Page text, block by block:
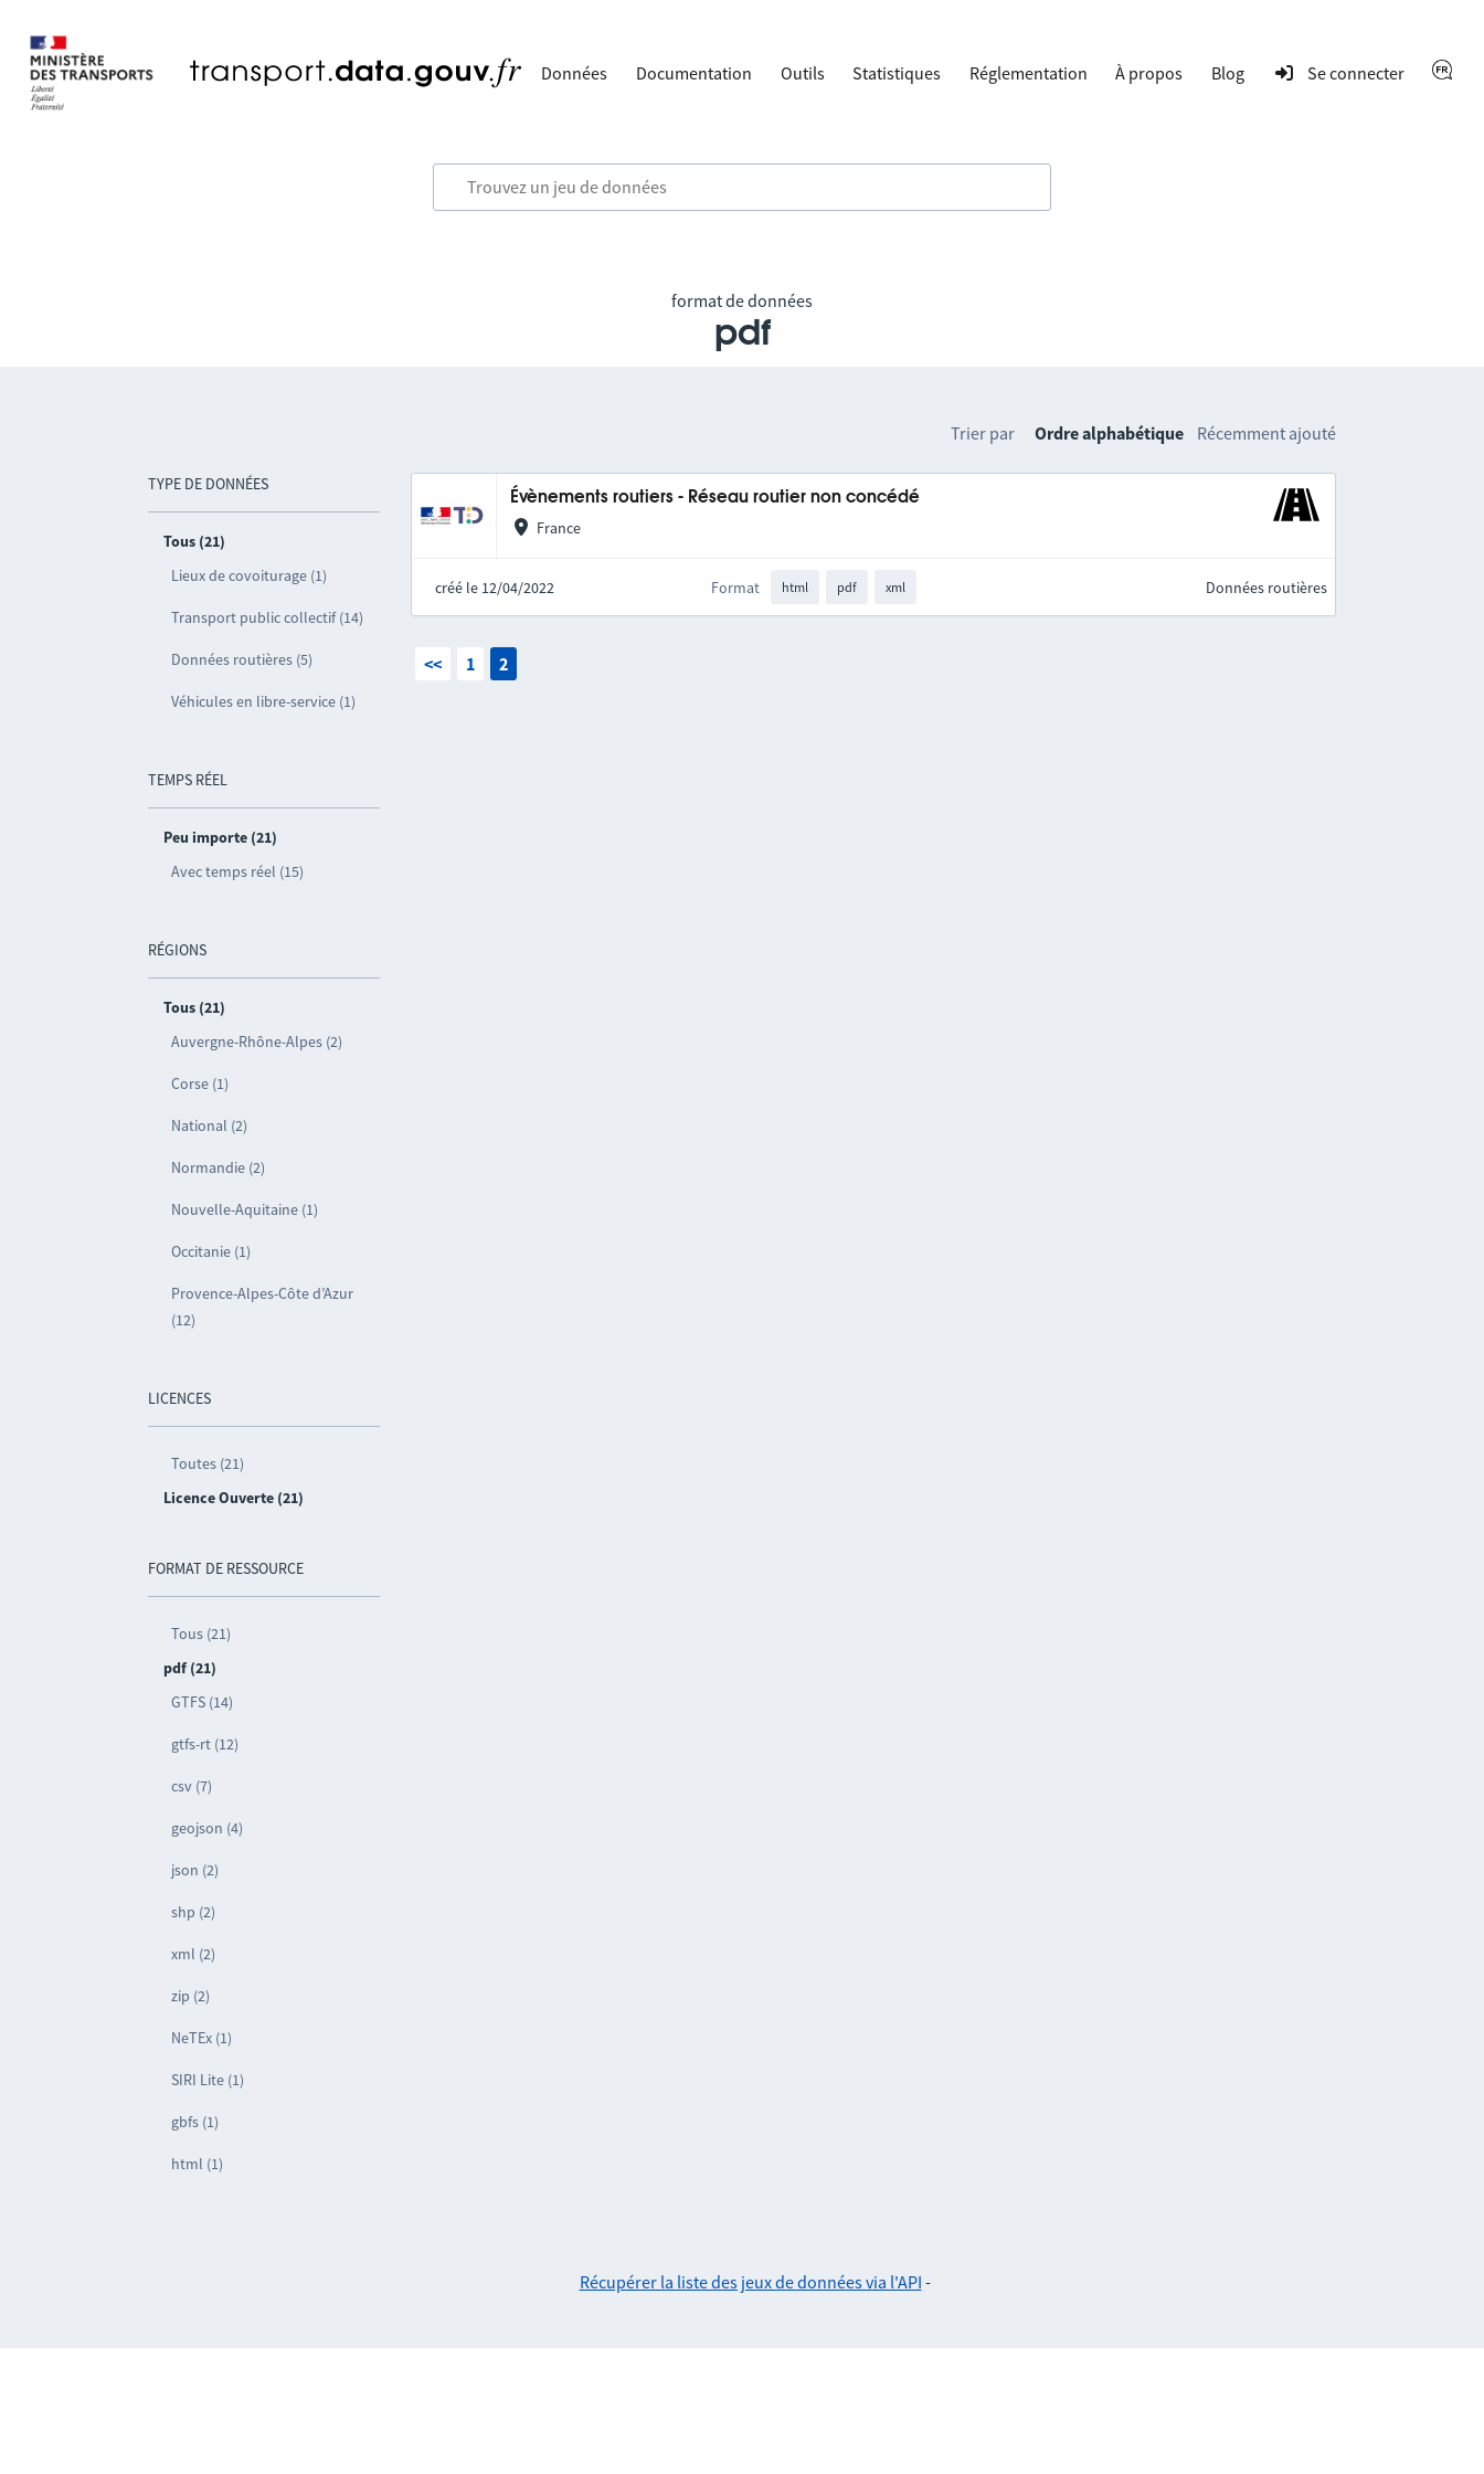
Données Documentation Outils Statistiques Réglementation À propos Blog Se connecter
format de données
pdf
TYPE DE DONNÉES
Tous (21)
Lieux de covoiturage (1)
Transport public collectif (14)
Données routières (5)
Véhicules en libre-service (1)
TEMPS RÉEL
Peu importe (21)
Avec temps réel (15)
RÉGIONS
Tous (21)
Auvergne-Rhône-Alpes (2)
Corse (1)
National (2)
Normandie (2)
Nouvelle-Aquitaine (1)
Occitanie (1)
Provence-Alpes-Côte d’Azur
(12)
LICENCES
Toutes (21)
Licence Ouverte (21)
FORMAT DE RESSOURCE
Tous (21)
pdf (21)
GTFS (14)
gtfs-rt (12)
csv (7)
geojson (4)
json (2)
shp (2)
xml (2)
zip (2)
NeTEx (1)
SIRI Lite (1)
gbfs (1)
html (1)
Trier par Ordre alphabétique Récemment ajouté
Évènements routiers - Réseau routier non concédé
France
créé le 12/04/2022 Format html pdf xml Données routières
<< 1 2
Récupérer la liste des jeux de données via l'API -